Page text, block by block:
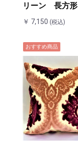
リーン 長方形
￥ 7,150 (税込)
おすすめ商品